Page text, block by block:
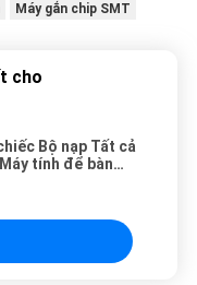
Máy gắn chip SMT
cho
Bộ nạp Tất cả
tính để bàn